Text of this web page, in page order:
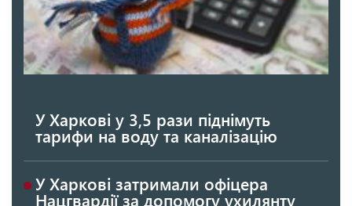
У Харкові у 3,5 рази піднімуть
тарифи на воду та каналізацію
У Харкові затримали офіцера
Нацгвардії за допомогу ухилянту